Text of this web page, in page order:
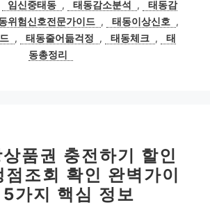
임신중태동 , 태동감소분석 ,
태동감
위험신호전문가이드 , 태동이상신호
,
, 태동줄어듦걱정 , 태동체크 ,
태
동총정리
품권 충전하기 할인
점조회 확인 완벽가이
가지 핵심 정보